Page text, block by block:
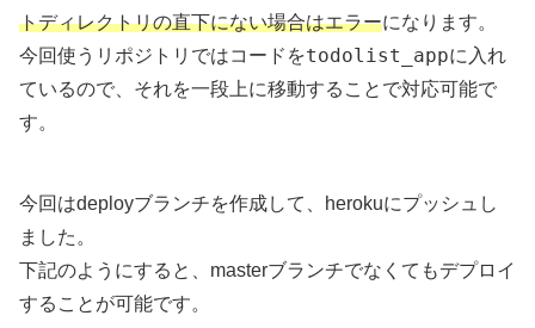
トディレクトリの直下にない場合はエラーになります。
今回使うリポジトリではコードをtodolist_appに入れ
ているので、それを一段上に移動することで対応可能で
す。
今回はdeployブランチを作成して、herokuにプッシュし
ました。
下記のようにすると、masterブランチでなくてもデプロイ
することが可能です。